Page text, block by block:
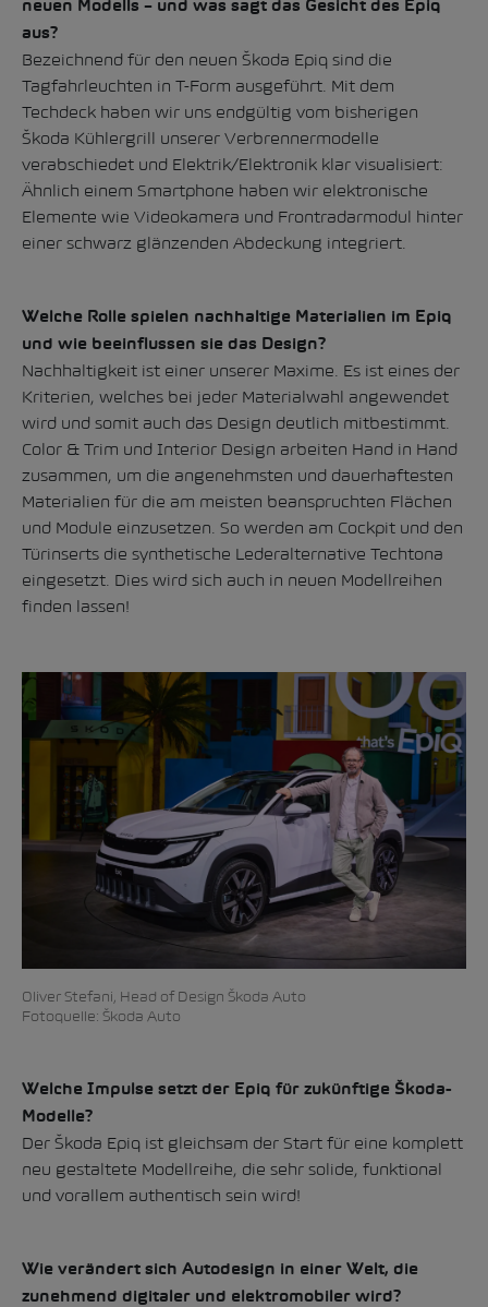
neuen Modells – und was sagt das Gesicht des Epiq
aus?
Bezeichnend für den neuen Škoda Epiq sind die
Tagfahrleuchten in T-Form ausgeführt. Mit dem
Techdeck haben wir uns endgültig vom bisherigen
Škoda Kühlergrill unserer Verbrennermodelle
verabschiedet und Elektrik/Elektronik klar visualisiert:
Ähnlich einem Smartphone haben wir elektronische
Elemente wie Videokamera und Frontradarmodul hinter
einer schwarz glänzenden Abdeckung integriert.
Welche Rolle spielen nachhaltige Materialien im Epiq
und wie beeinflussen sie das Design?
Nachhaltigkeit ist einer unserer Maxime. Es ist eines der
Kriterien, welches bei jeder Materialwahl angewendet
wird und somit auch das Design deutlich mitbestimmt.
Color & Trim und Interior Design arbeiten Hand in Hand
zusammen, um die angenehmsten und dauerhaftesten
Materialien für die am meisten beanspruchten Flächen
und Module einzusetzen. So werden am Cockpit und den
Türinserts die synthetische Lederalternative Techtona
eingesetzt. Dies wird sich auch in neuen Modellreihen
finden lassen!
Oliver Stefani, Head of Design Škoda Auto
Fotoquelle: Škoda Auto
Welche Impulse setzt der Epiq für zukünftige Škoda-
Modelle?
Der Škoda Epiq ist gleichsam der Start für eine komplett
neu gestaltete Modellreihe, die sehr solide, funktional
und vorallem authentisch sein wird!
Wie verändert sich Autodesign in einer Welt, die
zunehmend digitaler und elektromobiler wird?